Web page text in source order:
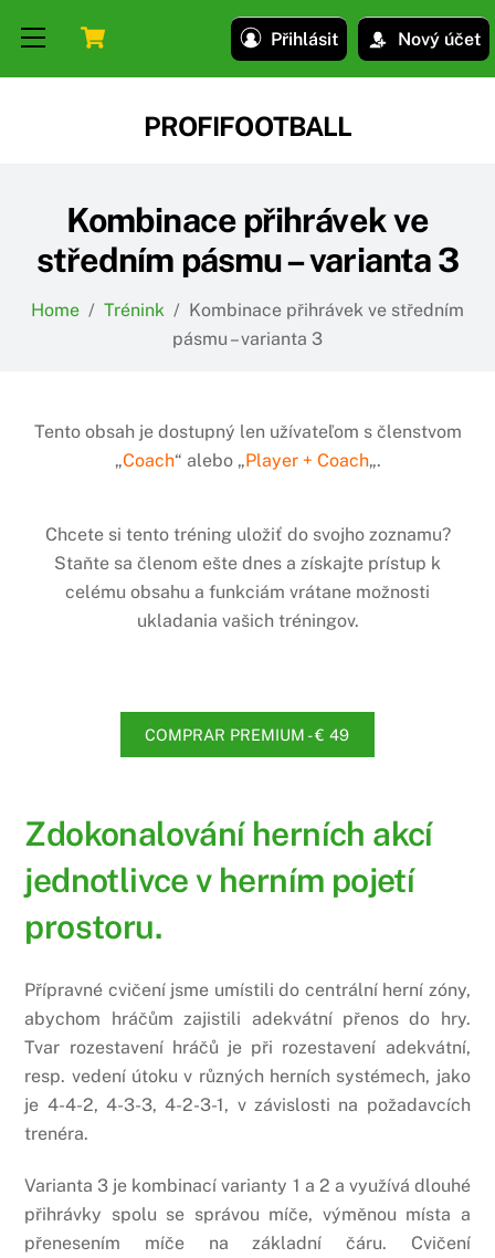
Přihlásit Nový účet
Menu
PROFIFOOTBALL
Kombinace přihrávek ve
středním pásmu – varianta 3
Home / Trénink / Kombinace přihrávek ve středním
pásmu – varianta 3
Tento obsah je dostupný len užívateľom s členstvom
„Coach“ alebo „Player + Coach„.
Chcete si tento tréning uložiť do svojho zoznamu?
Staňte sa členom ešte dnes a získajte prístup k
celému obsahu a funkciám vrátane možnosti
ukladania vašich tréningov.
COMPRAR PREMIUM - € 49
Zdokonalování herních akcí
jednotlivce v herním pojetí
prostoru.
Přípravné cvičení jsme umístili do centrální herní zóny,
abychom hráčům zajistili adekvátní přenos do hry.
Tvar rozestavení hráčů je při rozestavení adekvátní,
resp. vedení útoku v různých herních systémech, jako
je 4-4-2, 4-3-3, 4-2-3-1, v závislosti na požadavcích
trenéra.
Varianta 3 je kombinací varianty 1 a 2 a využívá dlouhé
přihrávky spolu se správou míče, výměnou místa a
přenesením míče na základní čáru. Cvičení